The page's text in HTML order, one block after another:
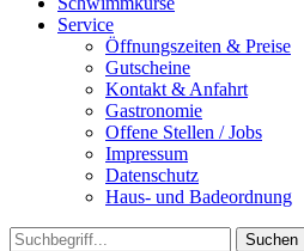
Service
Öffnungszeiten & Preise
Gutscheine
Kontakt & Anfahrt
Gastronomie
Offene Stellen / Jobs
Impressum
Datenschutz
Haus- und Badeordnung
Suchen